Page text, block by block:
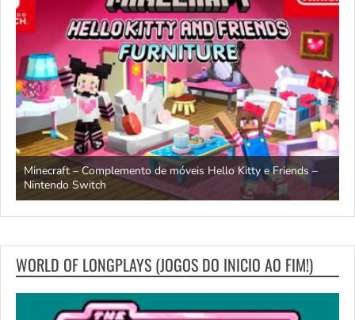
Minecraft – Complemento de móveis Hello Kitty e Friends –
Nintendo Switch
WORLD OF LONGPLAYS (JOGOS DO INICIO AO FIM!)